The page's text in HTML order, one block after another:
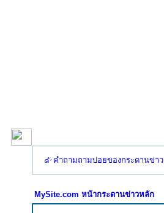
คำถามถามบ่อยของกระดานข่าว
MySite.com หน้ากระดานข่าวหลัก